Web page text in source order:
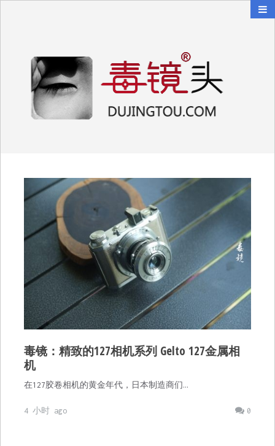
毒镜：精致的127相机系列 Gelto 127金属相
机
在127胶卷相机的黄金年代，日本制造商们…
0
4 小时 ago